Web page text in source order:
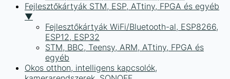
Fejlesztőkártyák STM, ESP, ATtiny, FPGA és egyéb
▼
Fejlesztőkártyák WiFi/Bluetooth-al, ESP8266,
ESP12, ESP32
STM, BBC, Teensy, ARM, ATtiny, FPGA és
egyéb
Okos otthon, intelligens kapcsolók,